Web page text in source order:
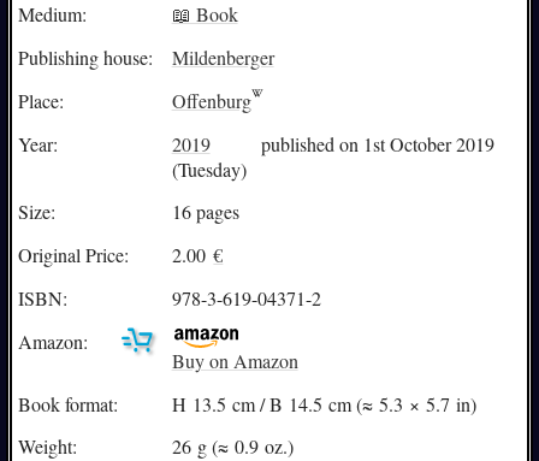
Medium:
📖 Book
Publishing house:
Mildenberger
Place:
Offenburg
Year:
2019
published on 1st October 2019
(Tuesday)
Size:
16 pages
Original Price:
2.00 €
ISBN:
978-3-619-04371-2
Amazon:
Buy on Amazon
Book format:
H 13.5 cm / B 14.5 cm (≈ 5.3 × 5.7 in)
Weight:
26 g (≈ 0.9 oz.)